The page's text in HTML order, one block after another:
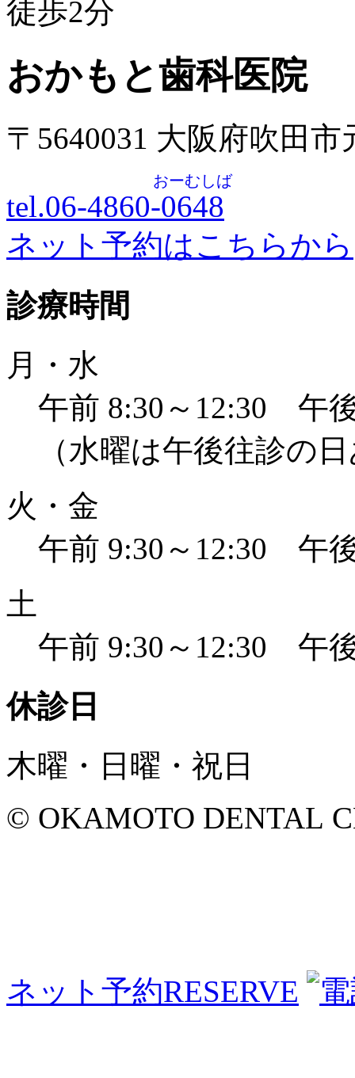
徒歩2分
おかもと歯科医院
〒5640031 大阪府吹田
tel.06-4860-0648
おーむしば
ネット予約はこちらから
診療時間
月・水
午前 8:30～12:30 午
（水曜は午後往診の
火・金
午前 9:30～12:30 午
土
午前 9:30～12:30 午
休診日
木曜・日曜・祝日
© OKAMOTO DENTAL
ネット予約RESERVE